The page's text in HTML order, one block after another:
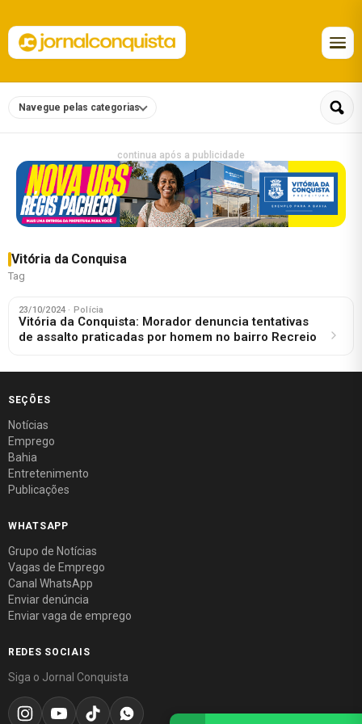
Navegue pelas categorias
continua após a publicidade
Vitória da Conquisa
Tag
23/10/2024 · Polícia
Vitória da Conquista: Morador denuncia tentativas
de assalto praticadas por homem no bairro Recreio
SEÇÕES
Notícias
Emprego
Bahia
Entretenimento
Publicações
WHATSAPP
Grupo de Notícias
Vagas de Emprego
Canal WhatsApp
Enviar denúncia
Enviar vaga de emprego
REDES SOCIAIS
Siga o Jornal Conquista